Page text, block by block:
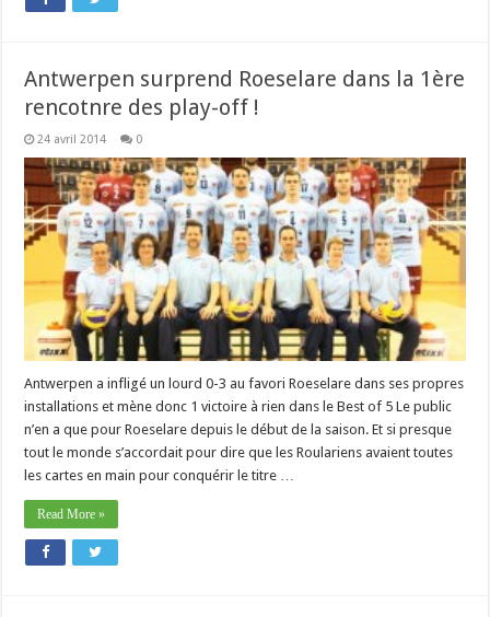
Antwerpen surprend Roeselare dans la 1ère
rencotnre des play-off !
24 avril 2014 0
Antwerpen a infligé un lourd 0-3 au favori Roeselare dans ses propres
installations et mène donc 1 victoire à rien dans le Best of 5 Le public
n’en a que pour Roeselare depuis le début de la saison. Et si presque
tout le monde s’accordait pour dire que les Roulariens avaient toutes
les cartes en main pour conquérir le titre …
Read More »